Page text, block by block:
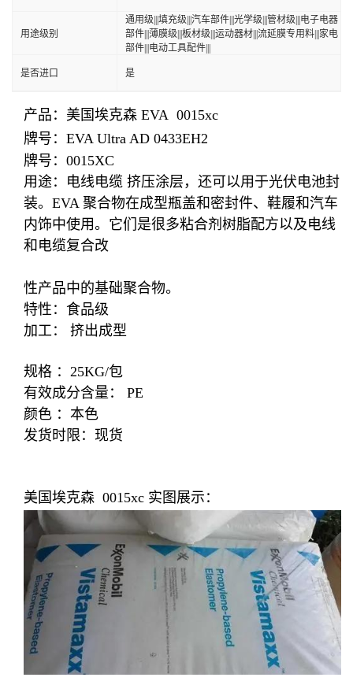
用途级别
通用级|||填充级|||汽车部件|||光学级|||管材级|||电子电器
部件|||薄膜级|||板材级|||运动器材|||流延膜专用料|||家电
部件|||电动工具配件|||
是否进口 是
产品：美国埃克森 EVA 0015xc
牌号：EVA Ultra AD 0433EH2
牌号：0015XC
用途：电线电缆 挤压涂层，还可以用于光伏电池封
装。EVA 聚合物在成型瓶盖和密封件、鞋履和汽车
内饰中使用。它们是很多粘合剂树脂配方以及电线
和电缆复合改
性产品中的基础聚合物。
特性：食品级
加工： 挤出成型
规格 ：25KG/包
有效成分含量： PE
颜色 ：本色
发货时限：现货
美国埃克森 0015xc 实图展示：